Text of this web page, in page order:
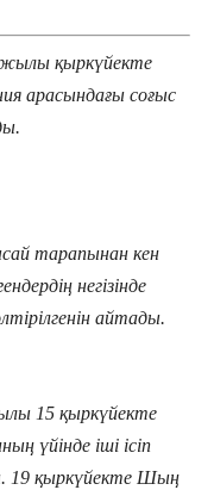
жылы қыркүйекте
арасындағы соғыс
тарапынан кен
негізінде
айтады.
15 қыркүйекте
үйінде іші ісіп
19 қыркүйекте Шың